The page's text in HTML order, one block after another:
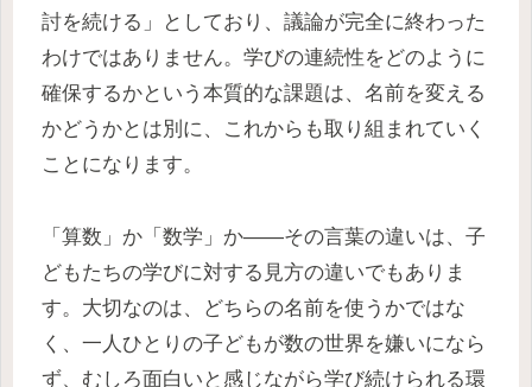
討を続ける」としており、議論が完全に終わった
わけではありません。学びの連続性をどのように
確保するかという本質的な課題は、名前を変える
かどうかとは別に、これからも取り組まれていく
ことになります。
「算数」か「数学」か——その言葉の違いは、子
どもたちの学びに対する見方の違いでもありま
す。大切なのは、どちらの名前を使うかではな
く、一人ひとりの子どもが数の世界を嫌いになら
ず、むしろ面白いと感じながら学び続けられる環